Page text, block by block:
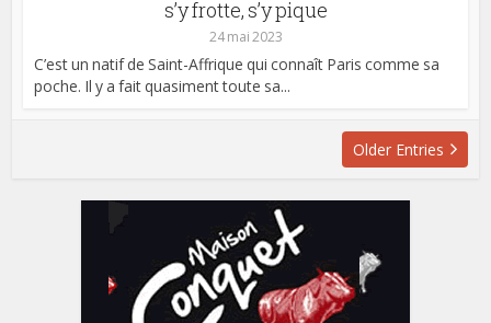
s’y frotte, s’y pique
24 mai 2023
C’est un natif de Saint-Affrique qui connaît Paris comme sa
poche. Il y a fait quasiment toute sa...
Older Entries